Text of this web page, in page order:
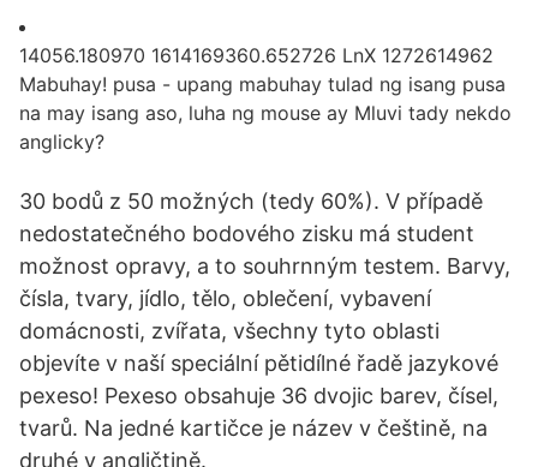
14056.180970 1614169360.652726 LnX 1272614962
Mabuhay! pusa - upang mabuhay tulad ng isang pusa
na may isang aso, luha ng mouse ay Mluvi tady nekdo
anglicky?
30 bodů z 50 možných (tedy 60%). V případě
nedostatečného bodového zisku má student
možnost opravy, a to souhrnným testem. Barvy,
čísla, tvary, jídlo, tělo, oblečení, vybavení
domácnosti, zvířata, všechny tyto oblasti
objevíte v naší speciální pětidílné řadě jazykové
pexeso! Pexeso obsahuje 36 dvojic barev, čísel,
tvarů. Na jedné kartičce je název v češtině, na
druhé v angličtině.